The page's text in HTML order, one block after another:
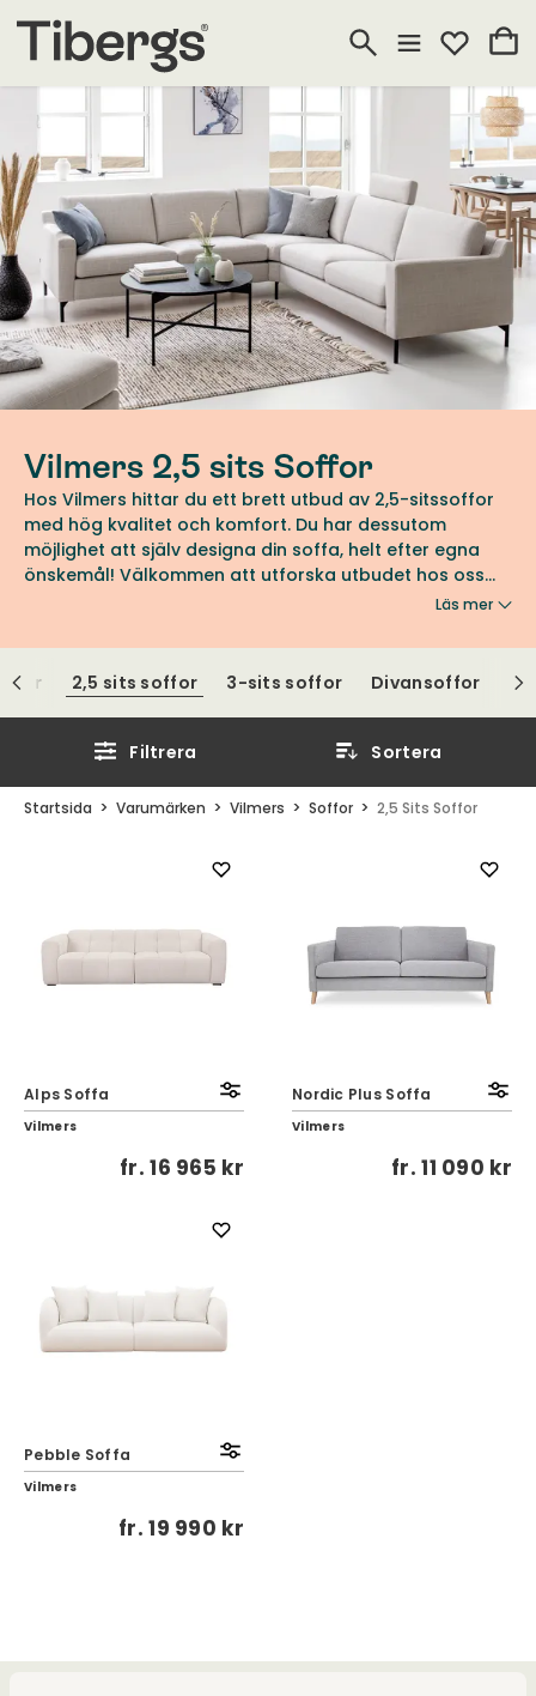
Vilmers 2,5 sits Soffor
Hos Vilmers hittar du ett brett utbud av 2,5-sitssoffor
med hög kvalitet och komfort. Du har dessutom
möjlighet att själv designa din soffa, helt efter egna
önskemål! Välkommen att utforska utbudet hos oss
Läs mer
2,5 sits soffor 3-sits soffor Divansoffor
Filtrera Sortera
Startsida Varumärken Vilmers Soffor 2,5 Sits Soffor
Alps Soffa
Vilmers
fr.16 965 kr
Nordic Plus Soffa
Vilmers
fr.11 090 kr
Pebble Soffa
Vilmers
fr.19 990 kr